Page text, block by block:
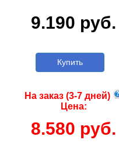
9.190 руб.
Купить
На заказ (3-7 дней)
Цена:
8.580 руб.